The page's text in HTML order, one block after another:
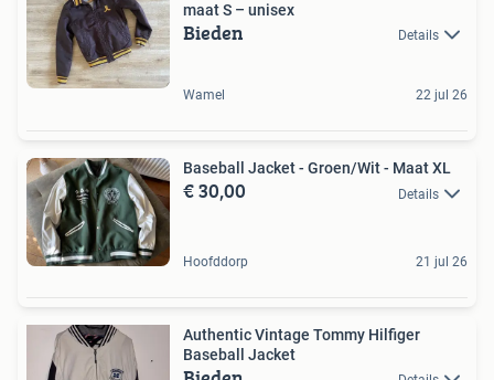
maat S – unisex
Bieden Details
Wamel 22 jul 26
Baseball Jacket - Groen/Wit - Maat XL
€ 30,00 Details
Hoofddorp 21 jul 26
Authentic Vintage Tommy Hilfiger
Baseball Jacket